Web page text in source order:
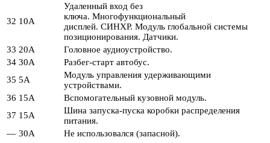
32 10А
Удаленный вход без
ключа. Многофункциональный
дисплей. СИНХР. Модуль глобальной системы
позиционирования. Датчики.
33 20А
Головное аудиоустройство.
34 30А
Разбег-старт автобус.
35 5А
Модуль управления удерживающими
устройствами.
36 15А
Вспомогательный кузовной модуль.
37 15А
Шина запуска-пуска коробки распределения
питания.
— 30А Не использовался (запасной).